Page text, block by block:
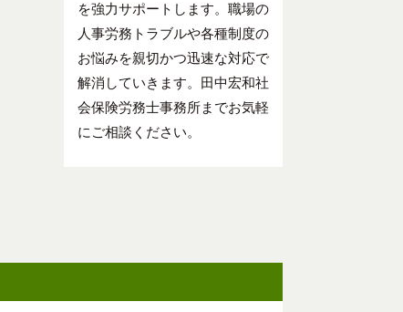
を強力サポートします。職場の
人事労務トラブルや各種制度の
お悩みを親切かつ迅速な対応で
解消していきます。田中宏和社
会保険労務士事務所までお気軽
にご相談ください。